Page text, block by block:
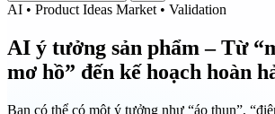
AI • Product Ideas Market • Validation
AI ý tưởng sản phẩm – Từ
mơ hồ” đến kế hoạch hoàn
Bạn có thể có một ý tưởng như “áo thun”,